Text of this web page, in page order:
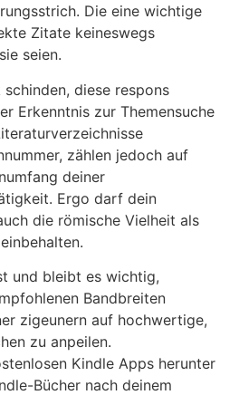
Die eine wichtige
Zitate keineswegs
seien.
diese respons
Erkenntnis zur Themensuche
zählen jedoch auf
deiner
Ergo darf dein
die römische Vielheit als
und bleibt es wichtig,
Bandbreiten
zigeunern auf hochwertige,
zu anpeilen.
Kindle Apps herunter
Bücher nach deinem